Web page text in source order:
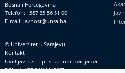
Bosna i Hercegovina
Telefon: +387 33 56 51 00
E-mail: javnost@unsa.ba
Footer
meni
© Univerzitet u Sarajevu
Kontakt
Uvid javnosti i pristup informacijama
PRIJAVI NEPRAVILNOSTI